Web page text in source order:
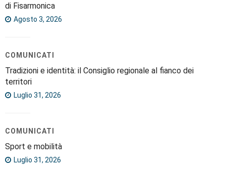
di Fisarmonica
Agosto 3, 2026
COMUNICATI
Tradizioni e identità: il Consiglio regionale al fianco dei
territori
Luglio 31, 2026
COMUNICATI
Sport e mobilità
Luglio 31, 2026